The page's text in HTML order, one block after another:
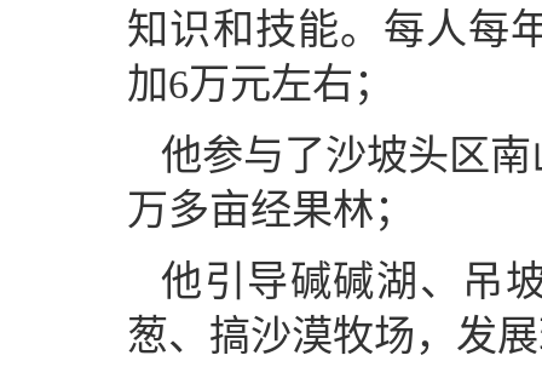
知识和技能。每人每
加6万元左右；
他参与了沙坡头区
万多亩经果林；
他引导碱碱湖、吊
葱、搞沙漠牧场，发